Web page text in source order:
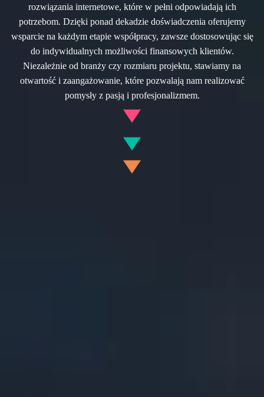
rozwiązania internetowe, które w pełni odpowiadają ich
potrzebom. Dzięki ponad dekadzie doświadczenia oferujemy
wsparcie na każdym etapie współpracy, zawsze dostosowując się
do indywidualnych możliwości finansowych klientów.
Niezależnie od branży czy rozmiaru projektu, stawiamy na
otwartość i zaangażowanie, które pozwalają nam realizować
pomysły z pasją i profesjonalizmem.